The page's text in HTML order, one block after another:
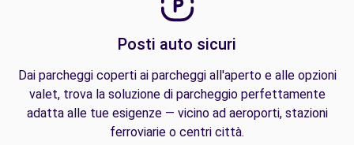
Posti auto sicuri
Dai parcheggi coperti ai parcheggi all'aperto e alle opzioni
valet, trova la soluzione di parcheggio perfettamente
adatta alle tue esigenze — vicino ad aeroporti, stazioni
ferroviarie o centri città.